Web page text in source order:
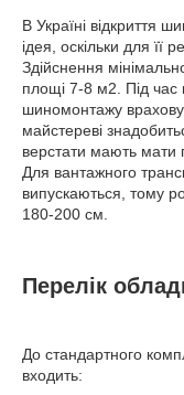
В Україні відкриття
ідея, оскільки для її
Здійснення
площі 7-8 м2. Під час
шиномонтажу
майстереві
верстати мають мати
Для вантажного
випускаються, тому
180-200 см.
Перелік
До стандартного
входить: